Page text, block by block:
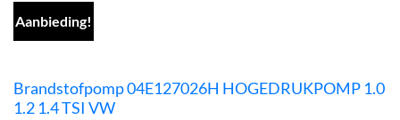
Aanbieding!
Brandstofpomp 04E127026H HOGEDRUKPOMP 1.0
1.2 1.4 TSI VW